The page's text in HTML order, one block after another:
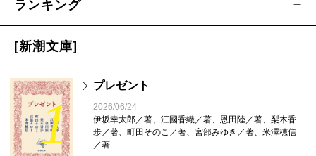
ランキング
[新潮文庫]
1
プレゼント
2026/06/24
伊坂幸太郎／著、江國香織／著、恩田陸／著、梨木香
歩／著、町田そのこ／著、宮部みゆき／著、米澤穂信
／著